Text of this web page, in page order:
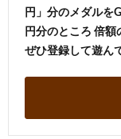
円」分のメダルを
円分のところ 倍額
ぜひ登録して遊ん